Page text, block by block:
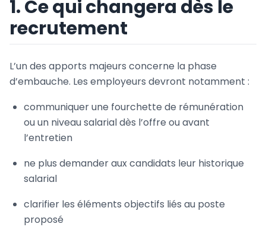
1. Ce qui changera dès le
recrutement
L’un des apports majeurs concerne la phase
d’embauche. Les employeurs devront notamment :
communiquer une fourchette de rémunération
ou un niveau salarial dès l’offre ou avant
l’entretien
ne plus demander aux candidats leur historique
salarial
clarifier les éléments objectifs liés au poste
proposé